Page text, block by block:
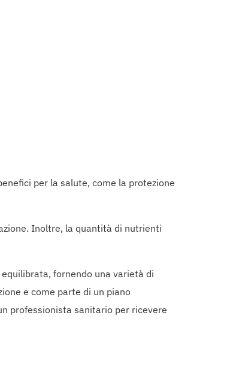
per la salute, come la protezione
Inoltre, la quantità di nutrienti
fornendo una varietà di
e come parte di un piano
professionista sanitario per ricevere